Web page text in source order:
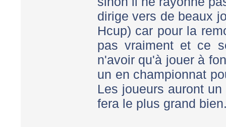
dirige vers de beaux
Hcup) car pour la
pas vraiment et ce
n'avoir qu'à jouer à
un en championnat
Les joueurs auront
fera le plus grand